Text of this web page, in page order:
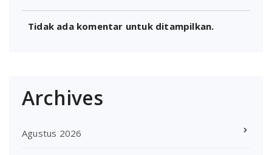
Tidak ada komentar untuk ditampilkan.
Archives
Agustus 2026